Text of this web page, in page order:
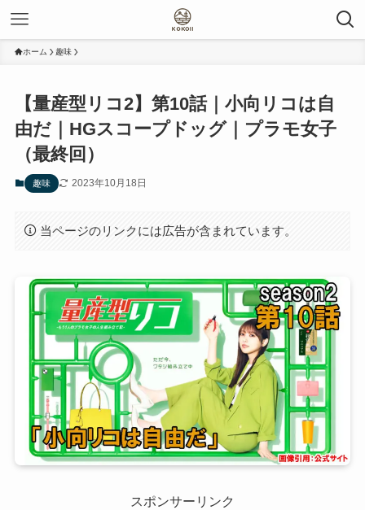
ホーム 趣味
【量産型リコ2】第10話｜小向リコは自
由だ｜HGスコープドッグ｜プラモ女子
（最終回）
趣味 2023年10月18日
当ページのリンクには広告が含まれています。
スポンサーリンク